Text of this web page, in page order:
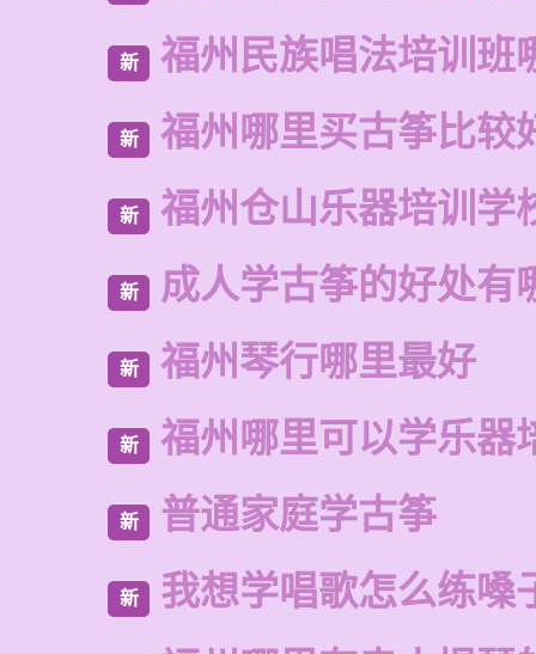
新 福州民族唱法培训班
新 福州哪里买古筝比较
新 福州仓山乐器培训学
新 成人学古筝的好处有
新 福州琴行哪里最好
新 福州哪里可以学乐器
新 普通家庭学古筝
新 我想学唱歌怎么练嗓